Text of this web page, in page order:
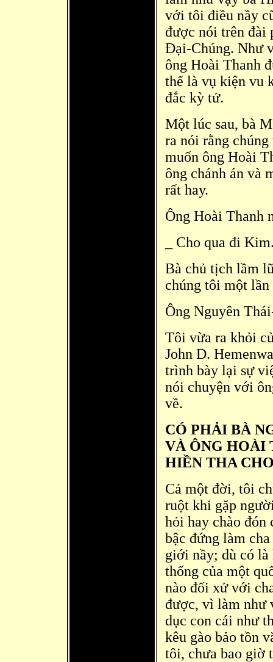
với tôi điều nầy
được nói trên đài
Đại-Chúng. Như
ông Hoài Thanh đ
thế là vụ kiện vu
đắc kỳ tử.
Một lúc sau, bà
ra nói rằng
muốn ông Hoài
ông chánh án và
rất hay.
Ông Hoài Thanh
_ Cho qua đi
Bà chủ tịch lầm
chúng tôi một lần
Ông Nguyên
Tôi vừa ra khỏi
John D.
trình bày lại sự
nói chuyện với
về.
CÓ PHẢI BÀ
VÀ ÔNG HOÀI
HIỀN THA
Cả một đời, tôi
ruột khi gặp
hỏi hay chào
bậc đứng làm
giới nầy; dù có là
thống của một
nào đối xử với
được, vì làm như
dục con cái như
kêu gào bảo tồn
tôi, chưa bao giờ